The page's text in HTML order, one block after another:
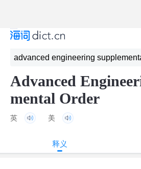
Advanced
mental Order
英 美
释义